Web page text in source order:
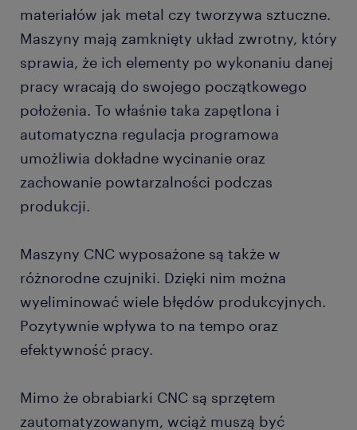
materiałów jak metal czy tworzywa sztuczne.
Maszyny mają zamknięty układ zwrotny, który
sprawia, że ich elementy po wykonaniu danej
pracy wracają do swojego początkowego
położenia. To właśnie taka zapętlona i
automatyczna regulacja programowa
umożliwia dokładne wycinanie oraz
zachowanie powtarzalności podczas
produkcji.
Maszyny CNC wyposażone są także w
różnorodne czujniki. Dzięki nim można
wyeliminować wiele błędów produkcyjnych.
Pozytywnie wpływa to na tempo oraz
efektywność pracy.
Mimo że obrabiarki CNC są sprzętem
zautomatyzowanym, wciąż muszą być